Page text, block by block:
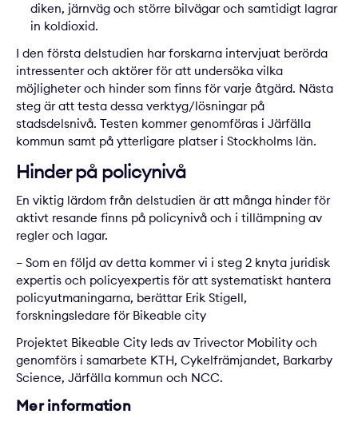
diken, järnväg och större bilvägar och samtidigt lagrar
in koldioxid.
I den första delstudien har forskarna intervjuat berörda
intressenter och aktörer för att undersöka vilka
möjligheter och hinder som finns för varje åtgärd. Nästa
steg är att testa dessa verktyg/lösningar på
stadsdelsnivå. Testen kommer genomföras i Järfälla
kommun samt på ytterligare platser i Stockholms län.
Hinder på policynivå
En viktig lärdom från delstudien är att många hinder för
aktivt resande finns på policynivå och i tillämpning av
regler och lagar.
– Som en följd av detta kommer vi i steg 2 knyta juridisk
expertis och policyexpertis för att systematiskt hantera
policyutmaningarna, berättar Erik Stigell,
forskningsledare för Bikeable city
Projektet Bikeable City leds av Trivector Mobility och
genomförs i samarbete KTH, Cykelfrämjandet, Barkarby
Science, Järfälla kommun och NCC.
Mer information